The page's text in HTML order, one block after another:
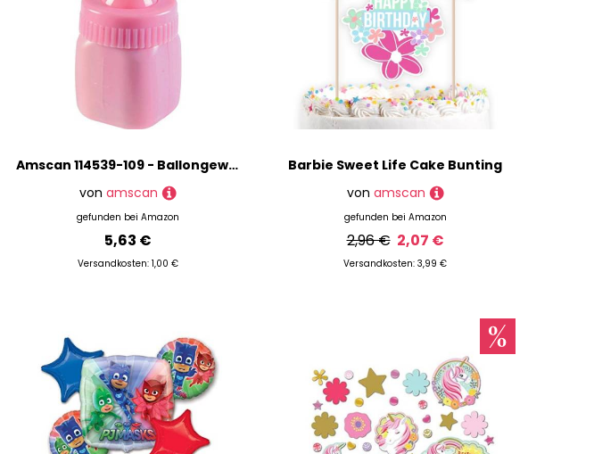
Amscan 114539-109 - Ballongewicht Babyflasche, 80 g, Größe circa 4 x 4 x 9 cm, Folienballon, Heliumballon
von amscan
gefunden bei Amazon
5,63 €
Versandkosten: 1,00 €
Barbie Sweet Life Cake Bunting
von amscan
gefunden bei Amazon
2,96 € 2,07 €
Versandkosten: 3,99 €